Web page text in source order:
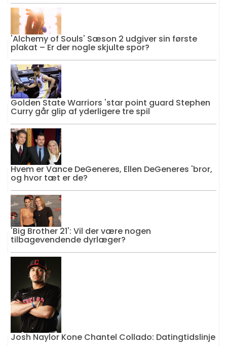
'Alchemy of Souls' Sæson 2 udgiver sin første
plakat – Er der nogle skjulte spor?
Golden State Warriors 'star point guard Stephen
Curry går glip af yderligere tre spil
Hvem er Vance DeGeneres, Ellen DeGeneres 'bror,
og hvor tæt er de?
'Big Brother 21': Vil der være nogen
tilbagevendende dyrlæger?
Josh Naylor Kone Chantel Collado: Datingtidslinje